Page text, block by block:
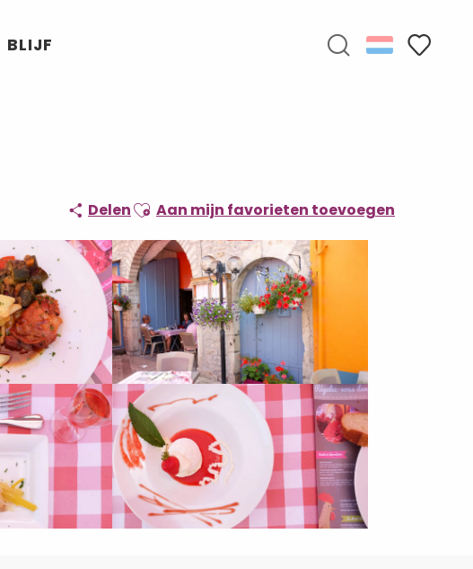
BLIJF
DelenAjouter aux favoris
Aan mijn favorieten toevoegen